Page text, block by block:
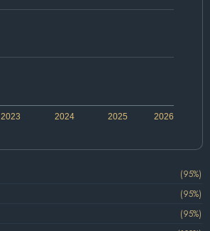
2024 2026
2023 2025
(95%)
(95%)
(95%)